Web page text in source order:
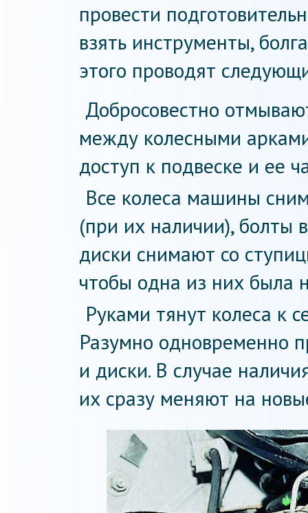
провести
взять инструменты,
этого проводят
Добросовестно
между колесными
доступ к подвеске и ее
Все колеса машины
(при их наличии), болты
диски снимают со
чтобы одна из них была
Руками тянут колеса к
Разумно одновременно
и диски. В случае
их сразу меняют на